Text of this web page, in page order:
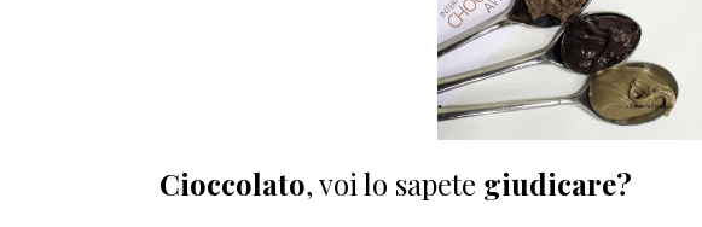
Cioccolato, voi lo sapete giudicare?